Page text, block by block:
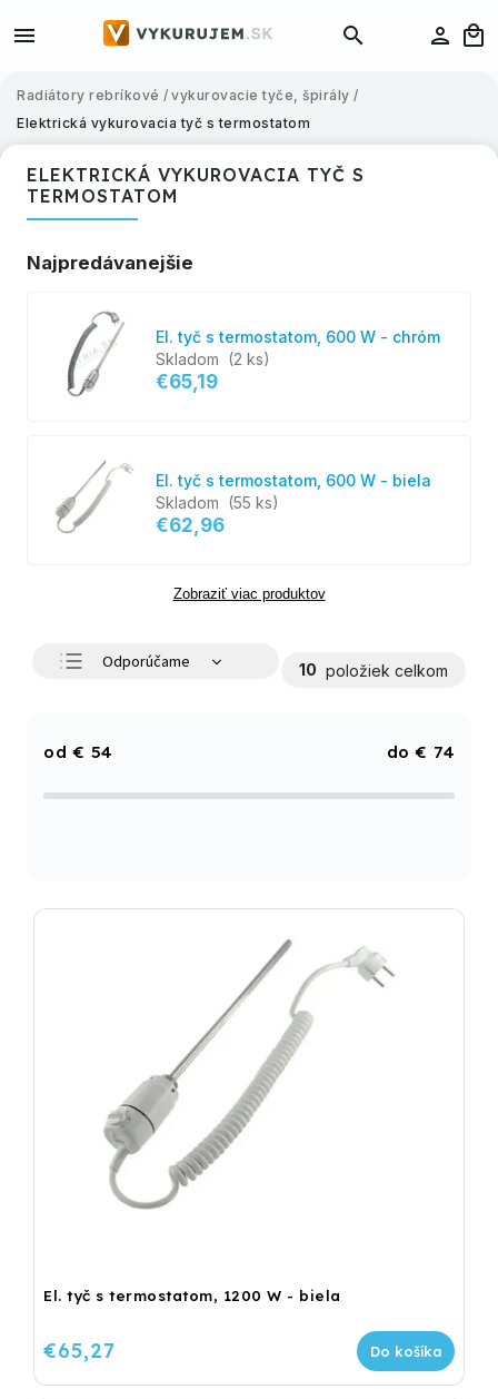
Radiátory rebríkové / vykurovacie tyče, špirály /
Elektrická vykurovacia tyč s termostatom
ELEKTRICKÁ VYKUROVACIA TYČ S
TERMOSTATOM
Najpredávanejšie
El. tyč s termostatom, 600 W - chróm
Skladom (2 ks)
€65,19
El. tyč s termostatom, 600 W - biela
Skladom (55 ks)
€62,96
Zobraziť viac produktov
Odporúčame
Abecedne
10 položiek celkom
€ 54 € 74
El. tyč s termostatom, 1200 W - biela
€65,27 Do košíka